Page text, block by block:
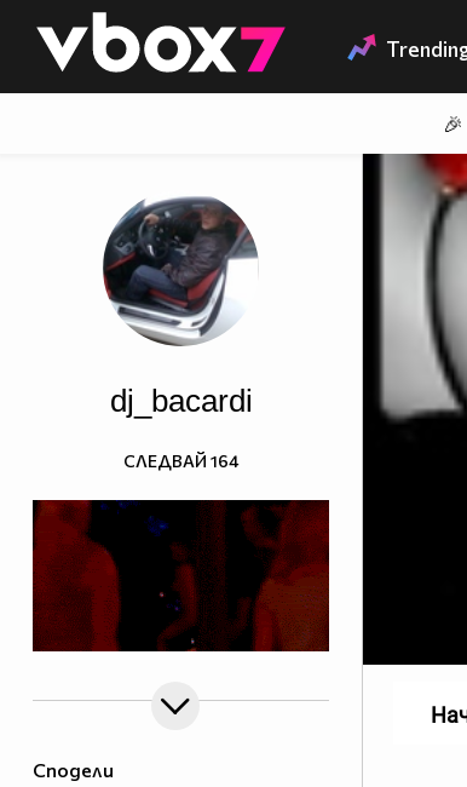
👾
Сподели
dj_bacardi
СЛЕДВАЙ 164